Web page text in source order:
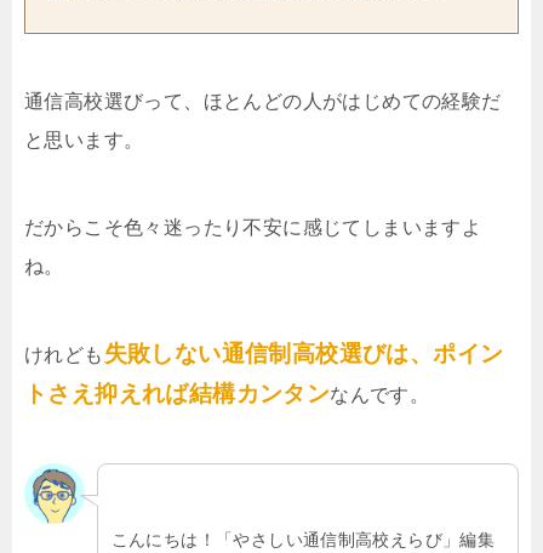
通信高校選びって、ほとんどの人がはじめての経験だ
と思います。
だからこそ色々迷ったり不安に感じてしまいますよ
ね。
けれども 失敗しない通信制高校選びは、ポイン
トさえ抑えれば結構カンタンなんです。
こんにちは！「やさしい通信制高校えらび」編集